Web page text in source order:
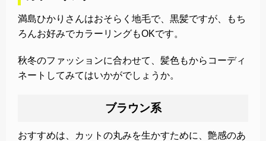
満島ひかりさんはおそらく地毛で、黒髪ですが、もち
ろんお好みでカラーリングもOKです。
秋冬のファッションに合わせて、髪色もからコーディ
ネートしてみてはいかがでしょうか。
ブラウン系
おすすめは、カットの丸みを生かすために、艶感のあ